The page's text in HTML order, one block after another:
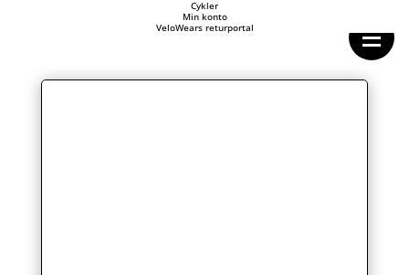
Geargrupper
Cykler
Min konto
VeloWears returportal